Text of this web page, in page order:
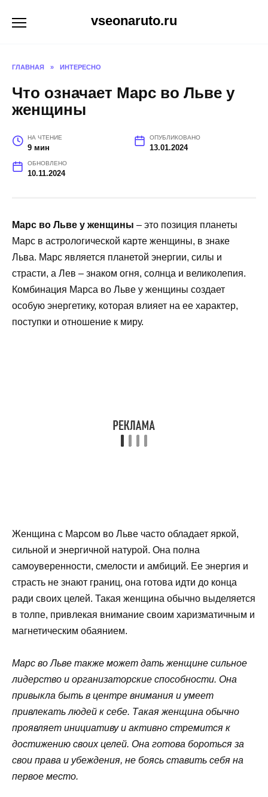
vseonaruto.ru
ГЛАВНАЯ » ИНТЕРЕСНО
Что означает Марс во Льве у
женщины
НА ЧТЕНИЕ
9 мин
ОПУБЛИКОВАНО
13.01.2024
ОБНОВЛЕНО
10.11.2024
Марс во Льве у женщины – это позиция планеты
Марс в астрологической карте женщины, в знаке
Льва. Марс является планетой энергии, силы и
страсти, а Лев – знаком огня, солнца и великолепия.
Комбинация Марса во Льве у женщины создает
особую энергетику, которая влияет на ее характер,
поступки и отношение к миру.
Женщина с Марсом во Льве часто обладает яркой,
сильной и энергичной натурой. Она полна
самоуверенности, смелости и амбиций. Ее энергия и
страсть не знают границ, она готова идти до конца
ради своих целей. Такая женщина обычно выделяется
в толпе, привлекая внимание своим харизматичным и
магнетическим обаянием.
Марс во Льве также может дать женщине сильное
лидерство и организаторские способности. Она
привыкла быть в центре внимания и умеет
привлекать людей к себе. Такая женщина обычно
проявляет инициативу и активно стремится к
достижению своих целей. Она готова бороться за
свои права и убеждения, не боясь ставить себя на
первое место.